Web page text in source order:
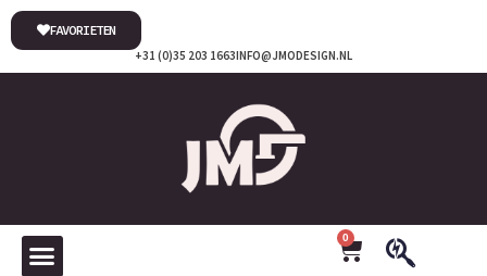
INFO@JMODESIGN.NL
+31 (0)35 203 1663
FAVORIETEN
0